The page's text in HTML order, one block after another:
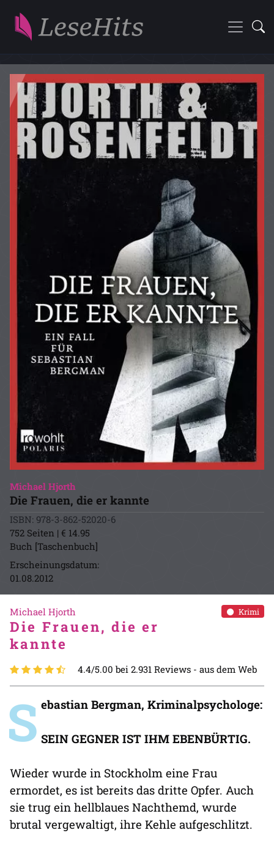
Michael Hjorth
Die Frauen, die er kannte
ISBN: 978-3-862-52020-6
752 Seiten | € 14.95
Buch [Taschenbuch]
Erscheinungsdatum:
01.08.2012
Krimi
Michael Hjorth
Die Frauen, die er
kannte
4.4/5.00 bei 2.931 Reviews - aus dem Web
S ebastian Bergman, Kriminalpsychologe:
SEIN GEGNER IST IHM EBENBÜRTIG.
Wieder wurde in Stockholm eine Frau
ermordet, es ist bereits das dritte Opfer. Auch
sie trug ein hellblaues Nachthemd, wurde
brutal vergewaltigt, ihre Kehle aufgeschlitzt.